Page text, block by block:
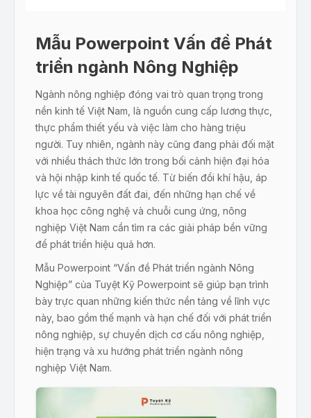
Mẫu Powerpoint Vấn đề Phát
triển ngành Nông Nghiệp
Ngành nông nghiệp đóng vai trò quan trọng trong
nền kinh tế Việt Nam, là nguồn cung cấp lương thực,
thực phẩm thiết yếu và việc làm cho hàng triệu
người. Tuy nhiên, ngành này cũng đang phải đối mặt
với nhiều thách thức lớn trong bối cảnh hiện đại hóa
và hội nhập kinh tế quốc tế. Từ biến đổi khí hậu, áp
lực về tài nguyên đất đai, đến những hạn chế về
khoa học công nghệ và chuỗi cung ứng, nông
nghiệp Việt Nam cần tìm ra các giải pháp bền vững
để phát triển hiệu quả hơn.
Mẫu Powerpoint “Vấn đề Phát triển ngành Nông
Nghiệp” của Tuyệt Kỹ Powerpoint sẽ giúp bạn trình
bày trực quan những kiến thức nền tảng về lĩnh vực
này, bao gồm thế mạnh và hạn chế đối với phát triển
nông nghiệp, sự chuyển dịch cơ cấu nông nghiệp,
hiện trạng và xu hướng phát triển ngành nông
nghiệp Việt Nam.